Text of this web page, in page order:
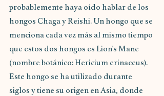
probablemente haya oído hablar de los
hongos Chaga y Reishi. Un hongo que se
menciona cada vez más al mismo tiempo
que estos dos hongos es Lion's Mane
(nombre botánico: Hericium erinaceus).
Este hongo se ha utilizado durante
siglos y tiene su origen en Asia, donde